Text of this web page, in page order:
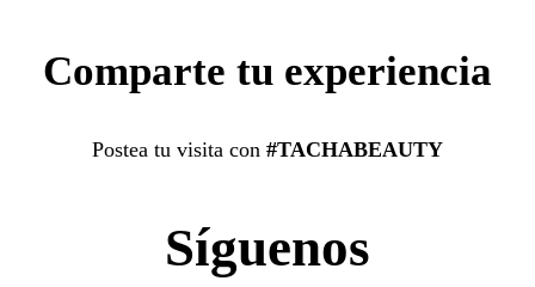
Comparte tu experiencia
Postea tu visita con #TACHABEAUTY
Síguenos